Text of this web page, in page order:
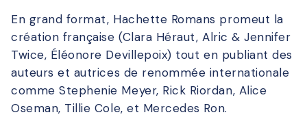
En grand format, Hachette Romans promeut la
création française (Clara Héraut, Alric & Jennifer
Twice, Éléonore Devillepoix) tout en publiant des
auteurs et autrices de renommée internationale
comme Stephenie Meyer, Rick Riordan, Alice
Oseman, Tillie Cole, et Mercedes Ron.